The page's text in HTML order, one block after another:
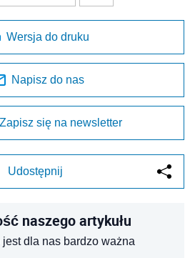
Wersja do druku
Napisz do nas
Zapisz się na newsletter
Udostępnij
naszego artykułu
dla nas bardzo ważna